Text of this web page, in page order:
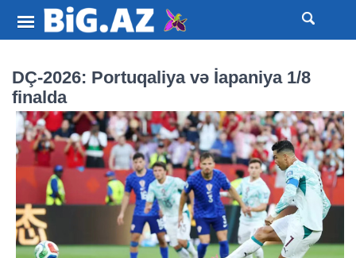
DÇ-2026: Portuqaliya və İapaniya 1/8
finalda